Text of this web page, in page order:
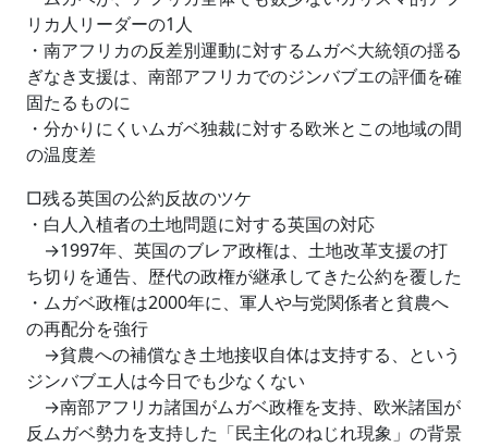
リカ人リーダーの1人
・南アフリカの反差別運動に対するムガベ大統領の揺る
ぎなき支援は、南部アフリカでのジンバブエの評価を確
固たるものに
・分かりにくいムガベ独裁に対する欧米とこの地域の間
の温度差
□残る英国の公約反故のツケ
・白人入植者の土地問題に対する英国の対応
→1997年、英国のブレア政権は、土地改革支援の打
ち切りを通告、歴代の政権が継承してきた公約を覆した
・ムガベ政権は2000年に、軍人や与党関係者と貧農へ
の再配分を強行
→貧農への補償なき土地接収自体は支持する、という
ジンバブエ人は今日でも少なくない
→南部アフリカ諸国がムガベ政権を支持、欧米諸国が
反ムガベ勢力を支持した「民主化のねじれ現象」の背景